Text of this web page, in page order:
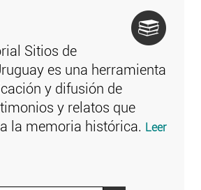
Sitios de
es una herramienta
y difusión de
y relatos que
la memoria histórica. Leer